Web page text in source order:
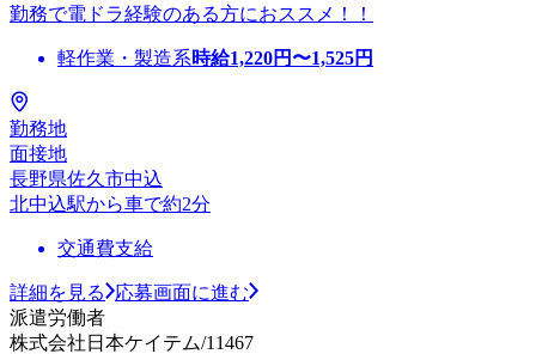
勤務で電ドラ経験のある方におススメ！！
軽作業・製造系時給1,220円〜1,525円
勤務地
面接地
長野県佐久市中込
北中込駅から車で約2分
交通費支給
詳細を見る
応募画面に進む
派遣労働者
株式会社日本ケイテム/11467